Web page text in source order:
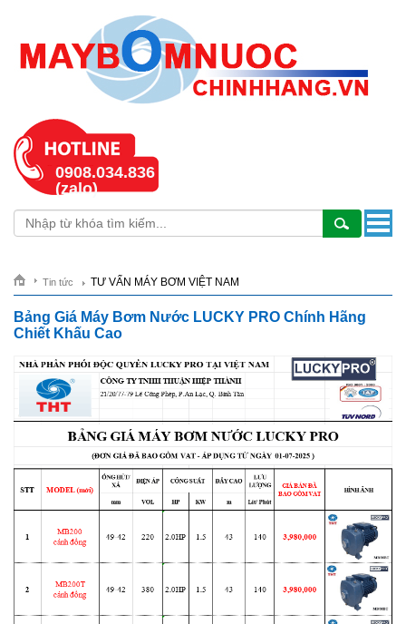
0908.034.836
(zalo)
Tin tức TƯ VẤN MÁY BƠM VIỆT NAM
Bảng Giá Máy Bơm Nước LUCKY PRO Chính Hãng
Chiết Khấu Cao